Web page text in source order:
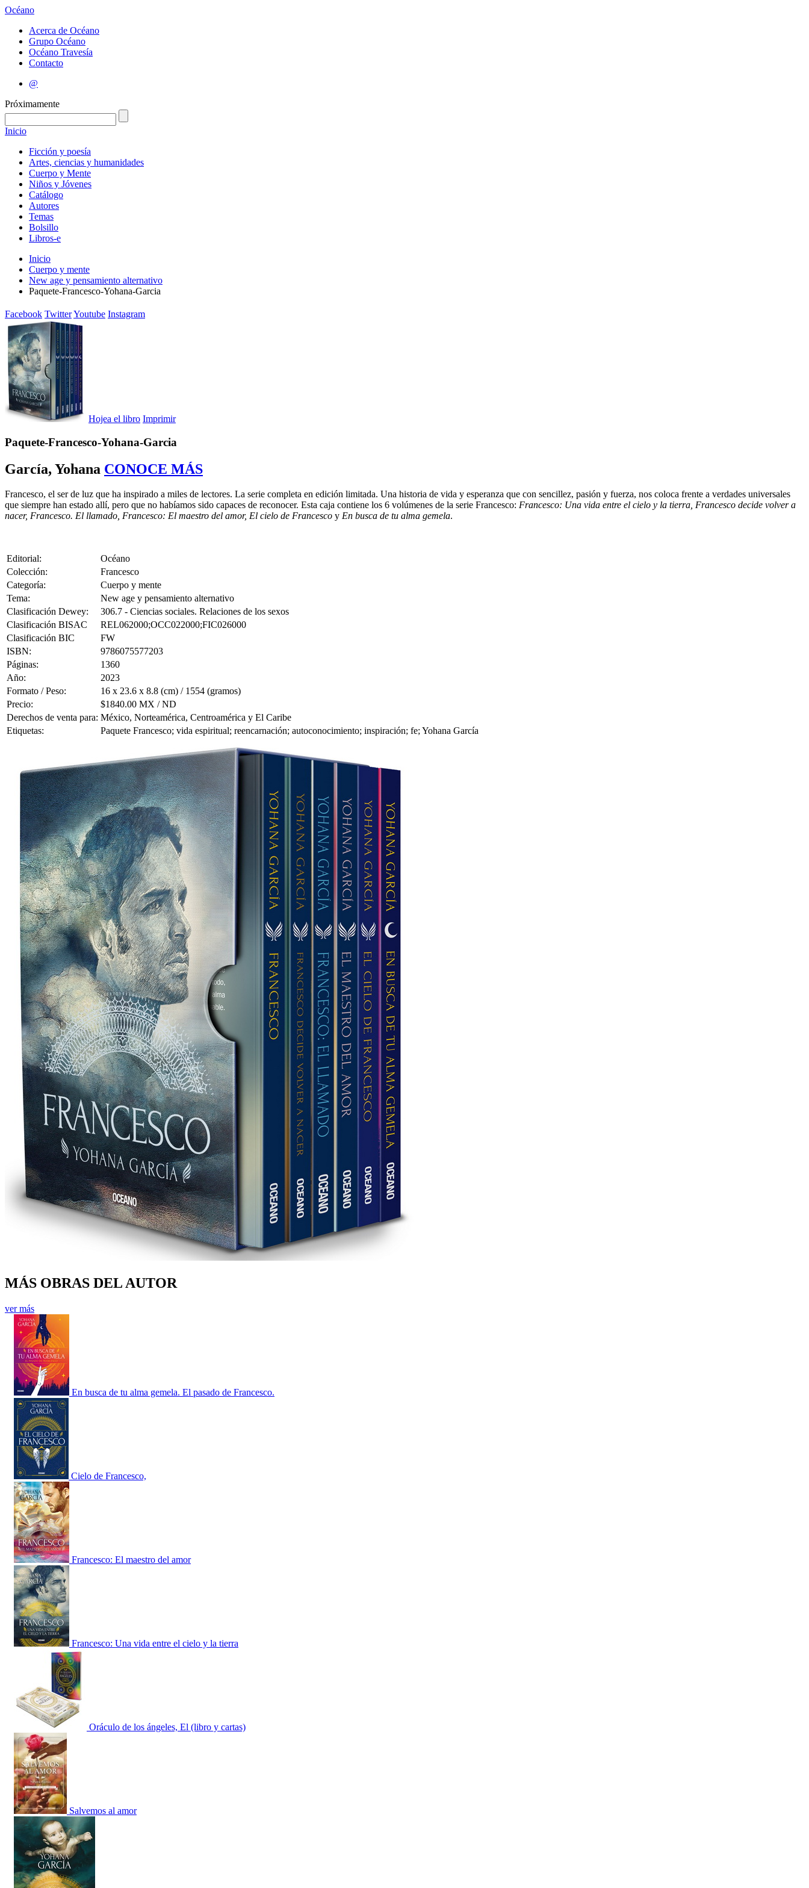
Océano
Acerca de Océano
Grupo Océano
Océano Travesía
Contacto
@
Próximamente
Inicio
Ficción y poesía
Artes, ciencias y humanidades
Cuerpo y Mente
Niños y Jóvenes
Catálogo
Autores
Temas
Bolsillo
Libros-e
Inicio
Cuerpo y mente
New age y pensamiento alternativo
Paquete-Francesco-Yohana-Garcia
Facebook TwitterYoutube Instagram
Hojea el libro Imprimir
Paquete-Francesco-Yohana-Garcia
García, Yohana CONOCE MÁS
Francesco, el ser de luz que ha inspirado a miles de lectores. La serie completa en edición limitada. Una historia de vida y esperanza que con sencillez, pasión y fuerza, nos coloca frente a verdades universales
que siempre han estado allí, pero que no habíamos sido capaces de reconocer. Esta caja contiene los 6 volúmenes de la serie Francesco: Francesco: Una vida entre el cielo y la tierra, Francesco decide volver a
nacer, Francesco. El llamado, Francesco: El maestro del amor, El cielo de Francesco y En busca de tu alma gemela.
Editorial:
Océano
Colección:
Francesco
Categoría:
Cuerpo y mente
Tema:
New age y pensamiento alternativo
Clasificación Dewey:
306.7 - Ciencias sociales. Relaciones de los sexos
Clasificación BISAC
REL062000;OCC022000;FIC026000
Clasificación BIC
FW
ISBN:
9786075577203
Páginas:
1360
Año:
2023
Formato / Peso:
16 x 23.6 x 8.8 (cm) / 1554 (gramos)
Precio:
$1840.00 MX / ND
Derechos de venta para: México, Norteamérica, Centroamérica y El Caribe
Etiquetas:
Paquete Francesco; vida espiritual; reencarnación; autoconocimiento; inspiración; fe; Yohana García
MÁS OBRAS DEL AUTOR
ver más
En busca de tu alma gemela. El pasado de Francesco.
Cielo de Francesco,
Francesco: El maestro del amor
Francesco: Una vida entre el cielo y la tierra
Oráculo de los ángeles, El (libro y cartas)
Salvemos al amor